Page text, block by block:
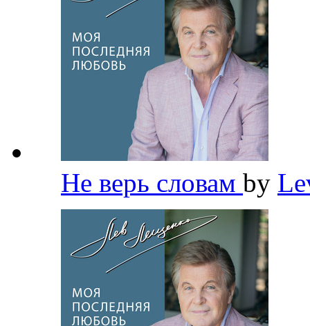
Не верь словам by